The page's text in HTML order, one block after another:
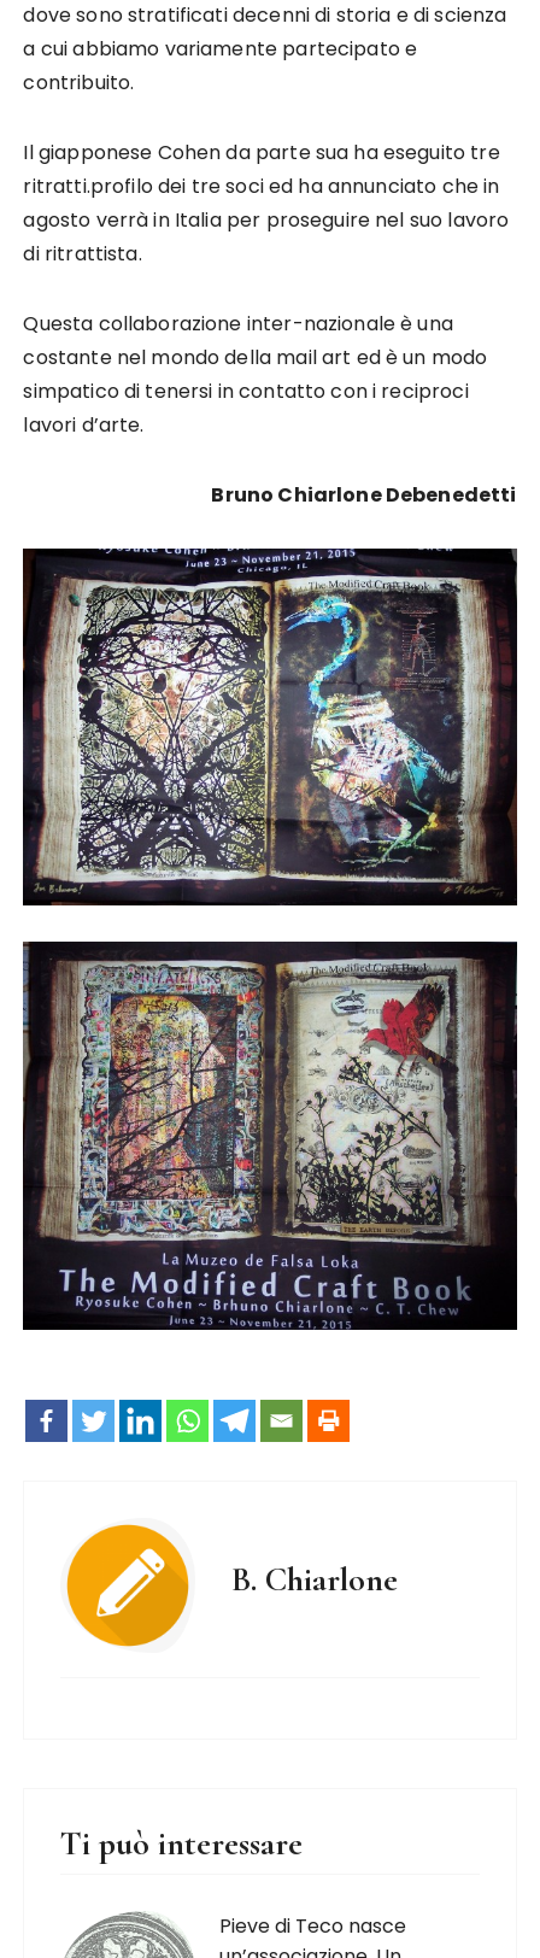
dove sono stratificati decenni di storia e di scienza
a cui abbiamo variamente partecipato e
contribuito.
Il giapponese Cohen da parte sua ha eseguito tre
ritratti.profilo dei tre soci ed ha annunciato che in
agosto verrà in Italia per proseguire nel suo lavoro
di ritrattista.
Questa collaborazione inter-nazionale è una
costante nel mondo della mail art ed è un modo
simpatico di tenersi in contatto con i reciproci
lavori d’arte.
Bruno Chiarlone Debenedetti
B. Chiarlone
Ti può interessare
Pieve di Teco nasce